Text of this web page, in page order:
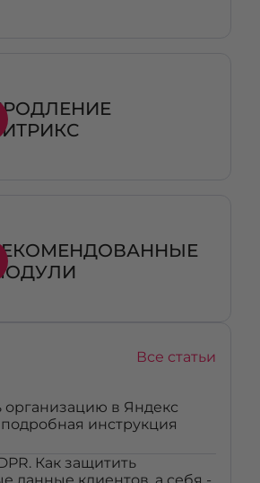
Все статьи
организацию в Яндекс
инструкция
Как защитить